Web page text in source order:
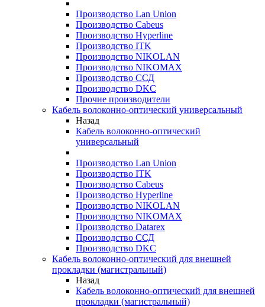
Производство Lan Union
Производство Cabeus
Производство Hyperline
Производство ITK
Производство NIKOLAN
Производство NIKOMAX
Производство ССД
Производство DKC
Прочие производители
Кабель волоконно-оптический универсальный
Назад
Кабель волоконно-оптический
универсальный
Производство Lan Union
Производство ITK
Производство Cabeus
Производство Hyperline
Производство NIKOLAN
Производство NIKOMAX
Производство Datarex
Производство ССД
Производство DKC
Кабель волоконно-оптический для внешней
прокладки (магистральный)
Назад
Кабель волоконно-оптический для внешней
прокладки (магистральный)